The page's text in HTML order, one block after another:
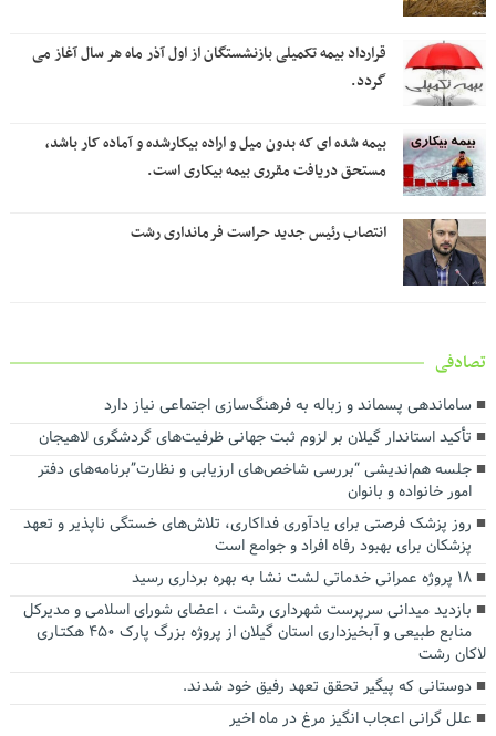
قرارداد بیمه تکمیلی بازنشستگان از اول آذر ماه هر سال آغاز می
گردد.
بیمه شده ای که بدون میل و اراده بیکارشده و آماده کار باشد،
مستحق دریافت مقرری بیمه بیکاری است.
انتصاب رئیس جدید حراست فرمانداری رشت
تصادفی
ساماندهی پسماند و زباله به فرهنگ‌سازی اجتماعی نیاز دارد
تأکید استاندار گیلان بر لزوم ثبت جهانی ظرفیت‌های گردشگری لاهیجان
جلسه هم‌اندیشی “بررسی شاخص‌های ارزیابی و نظارت”برنامه‌های دفتر
امور خانواده و بانوان
روز پزشک فرصتی برای یادآوری فداکاری، تلاش‌های خستگی ناپذیر و تعهد
پزشکان برای بهبود رفاه افراد و جوامع است
۱۸ پروژه عمرانی خدماتی لشت نشا به بهره برداری رسید
بازدید میدانی سرپرست شهرداری رشت ، اعضای شورای اسلامی و مدیرکل
منابع طبیعی و آبخیزداری استان گیلان از پروژه بزرگ پارک ۴۵۰ هکتـاری
لاکان رشت
دوستانی که پیگیر تحقق تعهد رفیق خود شدند.
علل گرانی اعجاب انگیز مرغ در ماه اخیر